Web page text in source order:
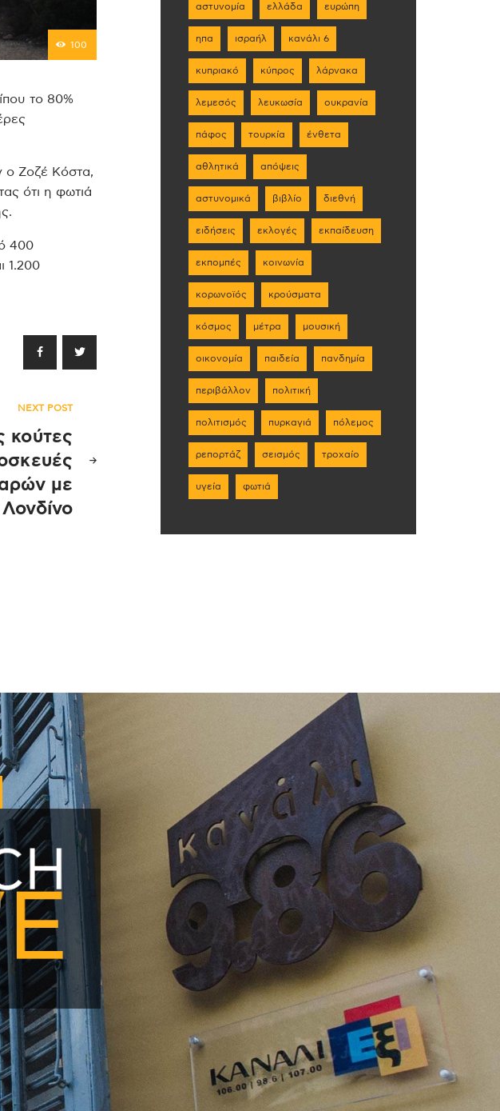
100
το 80%
o Ζοζέ Κόστα,
ότι η φωτιά
400
1.200
NEXT POST
κούτες
με
αστυνομία ελλάδα ευρώπη
ηπα ισραήλ κανάλι 6
κυπριακό κύπρος λάρνακα
λεμεσός λευκωσία ουκρανία
πάφος τουρκία ένθετα
αθλητικά απόψεις
αστυνομικά βιβλίο διεθνή
ειδήσεις εκλογές εκπαίδευση
εκπομπές κοινωνία
κορωνοϊός κρούσματα
κόσμος μέτρα μουσική
οικονομία παιδεία πανδημία
περιβάλλον πολιτική
πολιτισμός πυρκαγιά πόλεμος
ρεπορτάζ σεισμός τροχαίο
υγεία φωτιά